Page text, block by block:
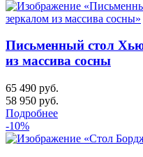
Письменный стол
из массива сосны
65 490 руб.
58 950 руб.
Подробнее
-10%